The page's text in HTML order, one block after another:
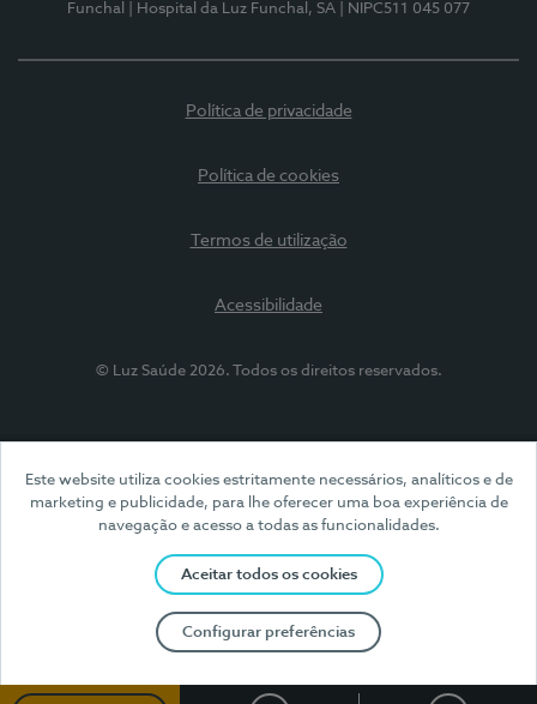
Este website utiliza cookies estritamente necessários, analíticos e de
marketing e publicidade, para lhe oferecer uma boa experiência de
navegação e acesso a todas as funcionalidades.
Aceitar todos os cookies
Configurar preferências
Funchal
| Hospital da Luz Funchal, SA | NIPC511 045 077
Política de privacidade
Política de cookies
Termos de utilização
Acessibilidade
© Luz Saúde 2026. Todos os direitos reservados.